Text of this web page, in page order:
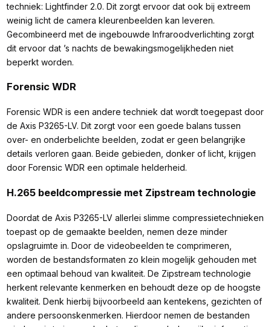
techniek: Lightfinder 2.0. Dit zorgt ervoor dat ook bij extreem
weinig licht de camera kleurenbeelden kan leveren.
Gecombineerd met de ingebouwde Infraroodverlichting zorgt
dit ervoor dat ’s nachts de bewakingsmogelijkheden niet
beperkt worden.
Forensic WDR
Forensic WDR is een andere techniek dat wordt toegepast door
de Axis P3265-LV. Dit zorgt voor een goede balans tussen
over- en onderbelichte beelden, zodat er geen belangrijke
details verloren gaan. Beide gebieden, donker of licht, krijgen
door Forensic WDR een optimale helderheid.
H.265 beeldcompressie met Zipstream technologie
Doordat de Axis P3265-LV allerlei slimme compressietechnieken
toepast op de gemaakte beelden, nemen deze minder
opslagruimte in. Door de videobeelden te comprimeren,
worden de bestandsformaten zo klein mogelijk gehouden met
een optimaal behoud van kwaliteit. De Zipstream technologie
herkent relevante kenmerken en behoudt deze op de hoogste
kwaliteit. Denk hierbij bijvoorbeeld aan kentekens, gezichten of
andere persoonskenmerken. Hierdoor nemen de bestanden